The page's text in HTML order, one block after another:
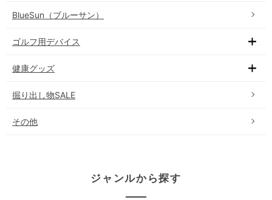
BlueSun（ブルーサン）
ゴルフ用デバイス
健康グッズ
掘り出し物SALE
その他
ジャンルから探す